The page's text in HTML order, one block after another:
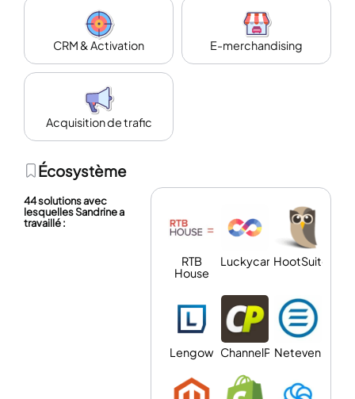
CRM & Activation E-merchandising
Acquisition de trafic
Écosystème
44 solutions avec
lesquelles Sandrine a
travaillé :
RTB
House
LuckycartHootSuite
Lengow ChannelPilotNeteven